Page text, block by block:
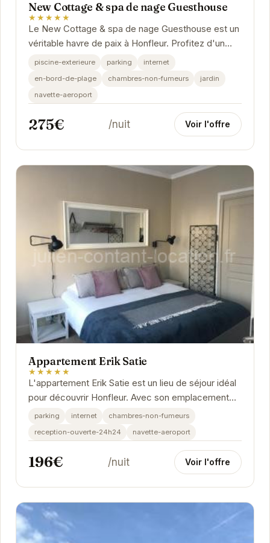
New Cottage & spa de nage Guesthouse
★★★★★
Le New Cottage & spa de nage Guesthouse est un
véritable havre de paix à Honfleur. Profitez d'un
moment de détente dans le spa de nage,...
piscine-exterieure parking
internet
en-bord-de-plage
chambres-non-fumeurs
jardin
navette-aeroport
275€ /nuit Voir l'offre
Appartement Erik Satie
★★★★★
L'appartement Erik Satie est un lieu de séjour idéal
pour découvrir Honfleur. Avec son emplacement
central, vous serez à proximité de toutes les...
parking internet
chambres-non-fumeurs
reception-ouverte-24h24
navette-aeroport
196€ /nuit Voir l'offre